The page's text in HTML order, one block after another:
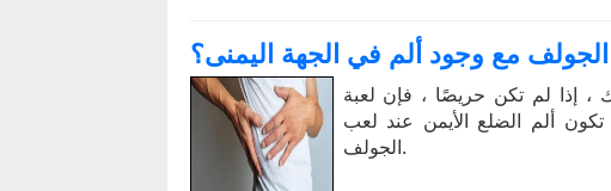
مع وجود ألم في الجهة اليمنى؟
، إذا لم تكن حريصًا ، فإن لعبة
ألم الضلع الأيمن عند لعب
الجولف.